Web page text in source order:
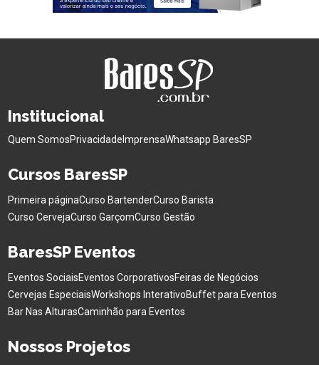
Institucional
Quem SomosPrivacidade ImprensaWhatsapp BaresSP
Cursos BaresSP
Primeira páginaCurso BartenderCurso Barista
Curso CervejaCurso GarçomCurso Gestão
BaresSP Eventos
Eventos SociaisEventos CorporativosFeiras de Negócios
Cervejas EspeciaisWorkshops InterativoBuffet para Eventos
Bar Nas AlturasCaminhão para Eventos
Nossos Projetos